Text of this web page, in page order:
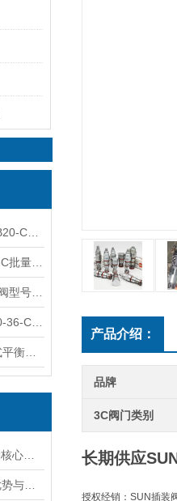
产品介绍：
品牌
3C阀门类别
长期供应
授权经销：SUN插装